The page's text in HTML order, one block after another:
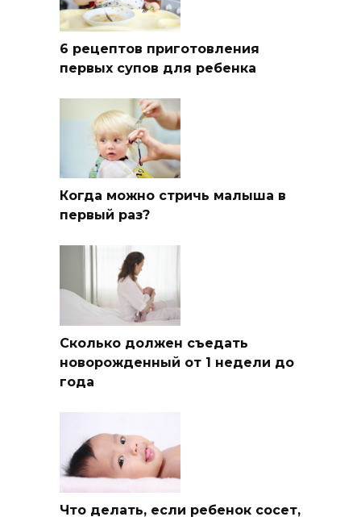
6 рецептов приготовления
первых супов для ребенка
Когда можно стричь малыша в
первый раз?
Сколько должен съедать
новорожденный от 1 недели до
года
Что делать, если ребенок сосет,